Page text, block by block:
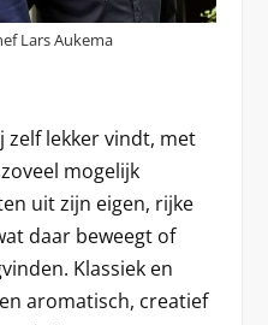
Lars Aukema
zelf lekker vindt, met
mogelijk
uit zijn eigen, rijke
daar beweegt of
Klassiek en
aromatisch, creatief